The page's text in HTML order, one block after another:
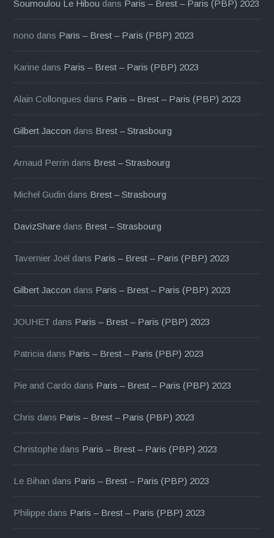
Soumoulou Le Hibou dans Paris – Brest – Paris (PBP) 2023
nono dans Paris – Brest – Paris (PBP) 2023
Karine dans Paris – Brest – Paris (PBP) 2023
Alain Collongues dans Paris – Brest – Paris (PBP) 2023
Gilbert Jaccon dans Brest – Strasbourg
Arnaud Perrin dans Brest – Strasbourg
Michel Gudin dans Brest – Strasbourg
DavizShare dans Brest – Strasbourg
Tavernier Joël dans Paris – Brest – Paris (PBP) 2023
Gilbert Jaccon dans Paris – Brest – Paris (PBP) 2023
JOUHET dans Paris – Brest – Paris (PBP) 2023
Patricia dans Paris – Brest – Paris (PBP) 2023
Pie and Cardo dans Paris – Brest – Paris (PBP) 2023
Chris dans Paris – Brest – Paris (PBP) 2023
Christophe dans Paris – Brest – Paris (PBP) 2023
Le Bihan dans Paris – Brest – Paris (PBP) 2023
Philippe dans Paris – Brest – Paris (PBP) 2023